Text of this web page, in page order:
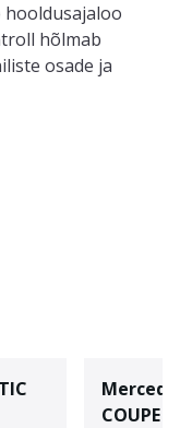
hooldusajaloo
hõlmab
te osade ja
COUPE